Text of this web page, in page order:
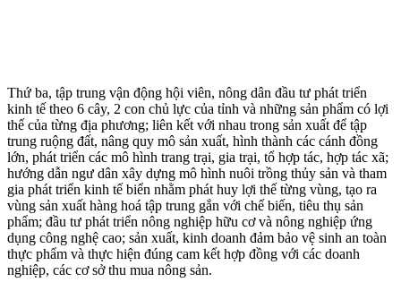
Thứ ba, tập trung vận động hội viên, nông dân đầu tư phát triển
kinh tế theo 6 cây, 2 con chủ lực của tỉnh và những sản phẩm có lợi
thế của từng địa phương; liên kết với nhau trong sản xuất để tập
trung ruộng đất, nâng quy mô sản xuất, hình thành các cánh đồng
lớn, phát triển các mô hình trang trại, gia trại, tổ hợp tác, hợp tác xã;
hướng dẫn ngư dân xây dựng mô hình nuôi trồng thủy sản và tham
gia phát triển kinh tế biển nhằm phát huy lợi thế từng vùng, tạo ra
vùng sản xuất hàng hoá tập trung gắn với chế biến, tiêu thụ sản
phẩm; đầu tư phát triển nông nghiệp hữu cơ và nông nghiệp ứng
dụng công nghệ cao; sản xuất, kinh doanh đảm bảo vệ sinh an toàn
thực phẩm và thực hiện đúng cam kết hợp đồng với các doanh
nghiệp, các cơ sở thu mua nông sản.